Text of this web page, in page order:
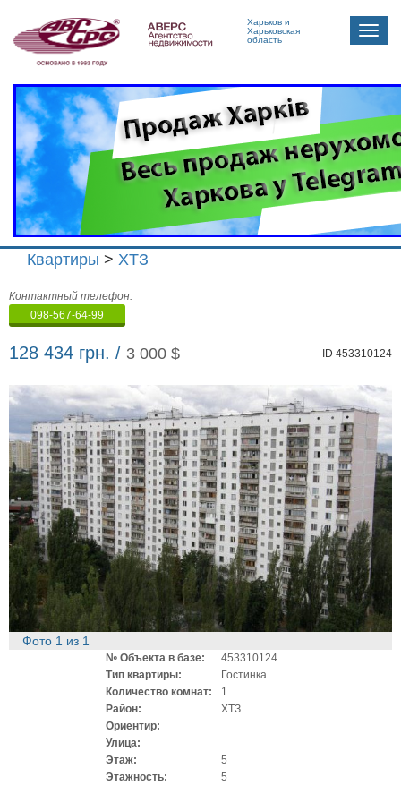
Харьков и
Харьковская
область
Toggle
Квартиры > ХТЗ
Агенство
недвижимости
"Аверс"
Контактный телефон:
098-567-64-99
128 434 грн. / 3 000 $ ID 453310124
Фото 1 из 1
№ Объекта в базе:
453310124
Тип квартиры:
Гостинка
Количество комнат:
1
Район:
ХТЗ
Ориентир:
Улица:
Этаж:
5
Этажность:
5